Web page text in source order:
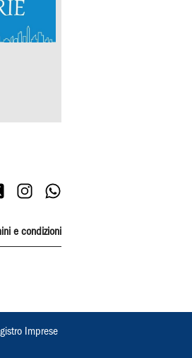
e condizioni
Imprese